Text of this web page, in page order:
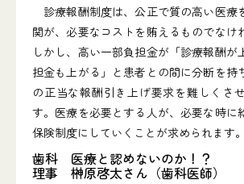
診療報酬制度は、公正で質の高い医療
関が、必要なコストを賄えるものでなけ
しかし、高い一部負担金が「診療報酬が
担金も上がる」と患者との間に分断を持
の正当な報酬引き上げ要求を難しくさ
す。医療を必要とする人が、必要な時に
保険制度にしていくことが求められます。
歯科 医療と認めないのか！？
理事 榊原啓太さん（歯科医師）